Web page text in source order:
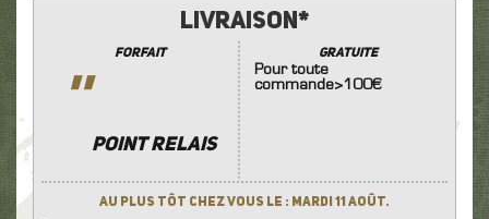
Livraison*
Forfait
''
POINT RELAIS
GRATUITE
Pour toute
commande>100€
Au plus tôt chez vous le : Mardi 11 Août.